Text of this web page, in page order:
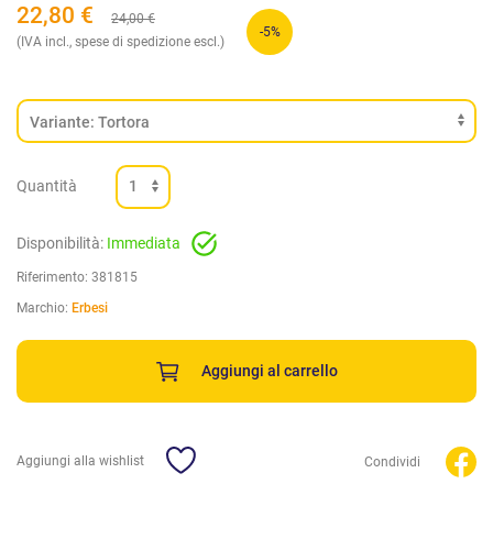
22,80 € 24,00€
(IVA incl., spese di spedizione escl.)
-5%
Quantità
Disponibilità: Immediata
Riferimento: 381815
Marchio: Erbesi
Aggiungi al carrello
Aggiungi alla wishlist Condividi